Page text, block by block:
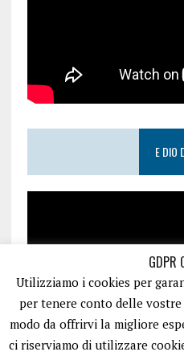
E DIO
GDPR
Utilizziamo i cookies per
per tenere conto delle
modo da offrirvi la migliore
ci riserviamo di utilizzare